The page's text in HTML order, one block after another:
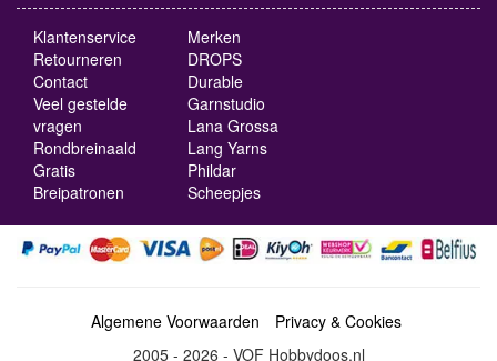
Klantenservice
Retourneren
Contact
Veel gestelde
vragen
Rondbreinaald
Gratis
Breipatronen
Merken
DROPS
Durable
Garnstudio
Lana Grossa
Lang Yarns
Phildar
Scheepjes
Algemene Voorwaarden
Privacy & Cookies
2005 - 2026 - VOF Hobbydoos.nl